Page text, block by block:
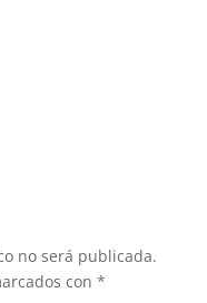
no será publicada.
con *